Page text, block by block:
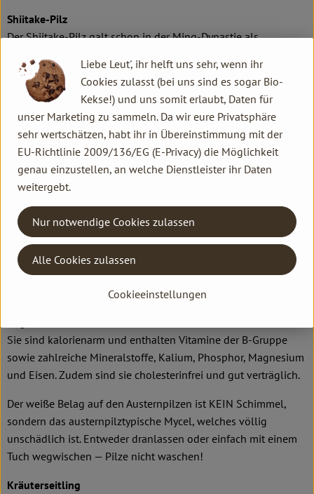
Shiitake-Pilz
Der Shiitake-Pilz galt schon in der Ming-Dynastie als
anregen und die Ausdauer fördern sollte.
Heute wird der Shiitake bei Gourmets immer beliebter, nicht
nur wegen seines außergewöhnlichen Geschmacks, denn man
sagt ihm sogar eine gesundheitsfördernde Wirkung nach. Als
sehr aromatischer Pilz erinnert der Shiitake in seinem
Geschmack leicht an Knoblauch. Aufgrund seiner Herkunft
passt er vor allem zur asiatischen Küche, aber auch zu anderen
Fleischgerichten, Omelette oder Suppen, und er lässt sich
ideal grillen.
Austernpilze
Austernpilze werden wegen ihres fleischähnlichen
Fruchtfleisches und des feinen Aromas auch "Kalbfleischpilze"
genannt. Sie enthalten pro 100 g ca. 1,3 g Eiweiß, das im
Sie sind kalorienarm und enthalten Vitamine der B-Gruppe
sowie zahlreiche Mineralstoffe, Kalium, Phosphor, Magnesium
und Eisen. Zudem sind sie cholesterinfrei und gut verträglich.
Der weiße Belag auf den Austernpilzen ist KEIN Schimmel,
sondern das austernpilztypische Mycel, welches völlig
unschädlich ist. Entweder dranlassen oder einfach mit einem
Tuch wegwischen — Pilze nicht waschen!
Kräuterseitling
Liebe Leut', ihr helft uns sehr, wenn ihr
Cookies zulasst (bei uns sind es sogar Bio-
Kekse!) und uns somit erlaubt, Daten für
unser Marketing zu sammeln. Da wir eure Privatsphäre
sehr wertschätzen, habt ihr in Übereinstimmung mit der
EU-Richtlinie 2009/136/EG (E-Privacy) die Möglichkeit
genau einzustellen, an welche Dienstleister ihr Daten
weitergebt.
Cookieeinstellungen
Nur notwendige Cookies zulassen
Alle Cookies zulassen